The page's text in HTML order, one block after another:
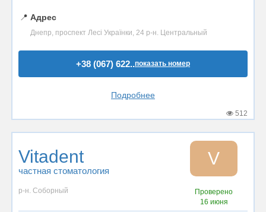
📍 Адрес
Днепр, проспект Лесі Українки, 24 р-н. Центральный
+38 (067) 622..показать номер
Подробнее
512
Vitadent
частная стоматология
V
р-н. Соборный
Проверено
16 июня